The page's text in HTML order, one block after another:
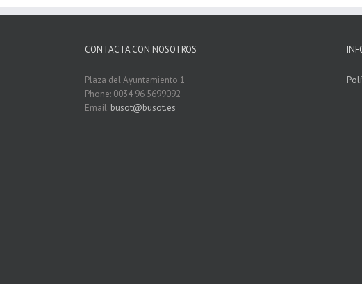
CONTACTA CON NOSOTROS
Plaza del Ayuntamiento 1
Phone: 0034 96 5699092
Email: busot@busot.es